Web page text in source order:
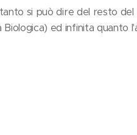
si può dire del resto del
Biologica) ed infinita quanto